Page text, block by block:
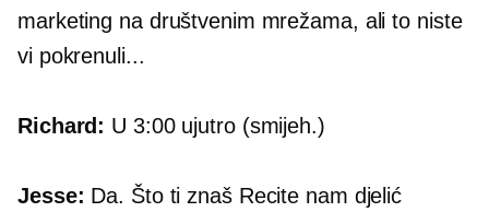
marketing na društvenim mrežama, ali to niste
vi pokrenuli...
Richard: U 3:00 ujutro (smijeh.)
Jesse: Da. Što ti znaš Recite nam djelić